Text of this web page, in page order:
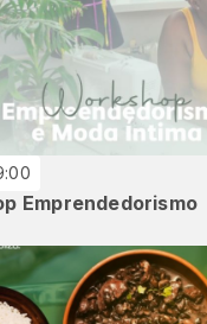
Emprendedorismo